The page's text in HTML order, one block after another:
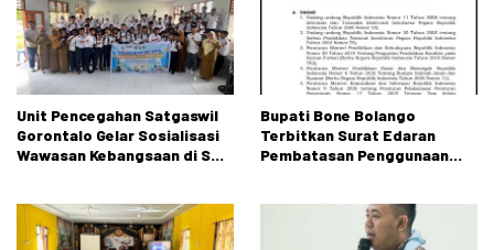
Unit Pencegahan Satgaswil
Gorontalo Gelar Sosialisasi
Wawasan Kebangsaan di SMP
Bupati Bone Bolango
Terbitkan Surat Edaran
Pembatasan Penggunaan